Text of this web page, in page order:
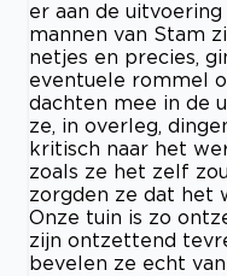
er aan de
mannen van Stam
netjes en precies,
eventuele rommel
dachten mee in de
ze, in overleg,
kritisch naar het
zoals ze het zelf
zorgden ze dat het
Onze tuin is zo
zijn ontzettend
bevelen ze echt